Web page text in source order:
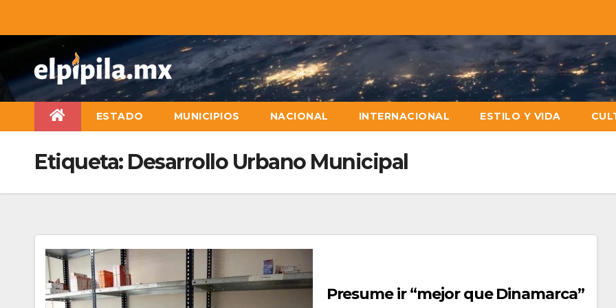
ESTADO MUNICIPIOS NACIONAL INTERNACIONAL ESTILO Y VIDA
Etiqueta: Desarrollo Urbano Municipal
Presume ir “mejor que Dinamarca”